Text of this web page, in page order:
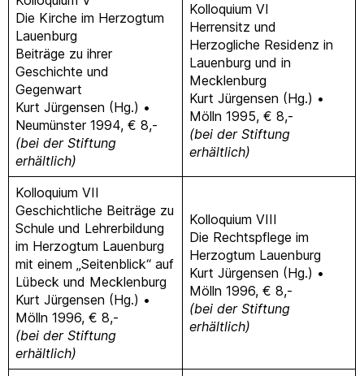
Die Kirche im Herzogtum
Lauenburg
Beiträge zu ihrer
Geschichte und
Gegenwart
Kurt Jürgensen (Hg.) •
Neumünster 1994, € 8,-
(bei der Stiftung
erhältlich)
Kolloquium VI
Herrensitz und
Herzogliche Residenz in
Lauenburg und in
Mecklenburg
Kurt Jürgensen (Hg.) •
Mölln 1995, € 8,-
(bei der Stiftung
erhältlich)
Kolloquium VII
Geschichtliche Beiträge zu
Schule und Lehrerbildung
im Herzogtum Lauenburg
mit einem „Seitenblick“ auf
Lübeck und Mecklenburg
Kurt Jürgensen (Hg.) •
Mölln 1996, € 8,-
(bei der Stiftung
erhältlich)
Kolloquium VIII
Die Rechtspflege im
Herzogtum Lauenburg
Kurt Jürgensen (Hg.) •
Mölln 1996, € 8,-
(bei der Stiftung
erhältlich)